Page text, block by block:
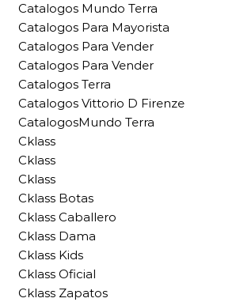
Catalogos Mundo Terra
Catalogos Para Mayorista
Catalogos Para Vender
Catalogos Para Vender
Catalogos Terra
Catalogos Vittorio D Firenze
CatalogosMundo Terra
Cklass
Cklass
Cklass
Cklass Botas
Cklass Caballero
Cklass Dama
Cklass Kids
Cklass Oficial
Cklass Zapatos